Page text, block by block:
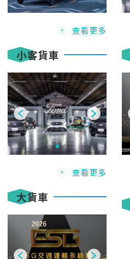
查看更多
小客貨車
查看更多
大貨車